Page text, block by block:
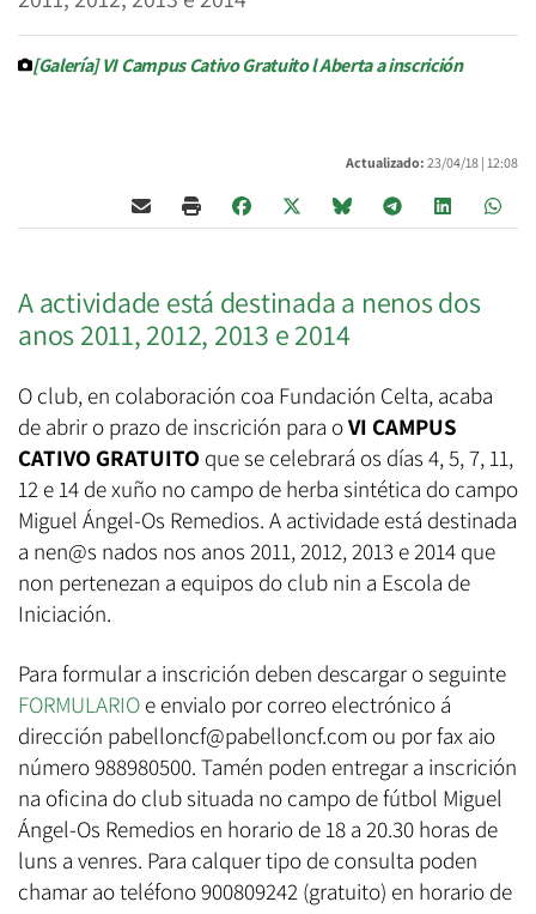
[Galería] VI Campus Cativo Gratuito l Aberta a inscrición
Actualizado: 23/04/18 | 12:08
A actividade está destinada a nenos dos
anos 2011, 2012, 2013 e 2014
O club, en colaboración coa Fundación Celta, acaba
de abrir o prazo de inscrición para oVI CAMPUS
CATIVO GRATUITO que se celebrará os días 4, 5, 7, 11,
12 e 14 de xuño no campo de herba sintética do campo
Miguel Ángel-Os Remedios. A actividade está destinada
a nen@s nados nos anos 2011, 2012, 2013 e 2014 que
non pertenezan a equipos do club nin a Escola de
Iniciación.
Para formular a inscrición deben descargar o seguinte
FORMULARIO e envialo por correo electrónico á
dirección pabelloncf@pabelloncf.com ou por fax aio
número 988980500. Tamén poden entregar a inscrición
na oficina do club situada no campo de fútbol Miguel
Ángel-Os Remedios en horario de 18 a 20.30 horas de
luns a venres. Para calquer tipo de consulta poden
chamar ao teléfono 900809242 (gratuito) en horario de